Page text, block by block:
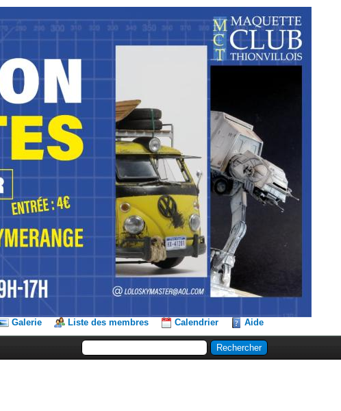
Galerie Liste des membres Calendrier Aide